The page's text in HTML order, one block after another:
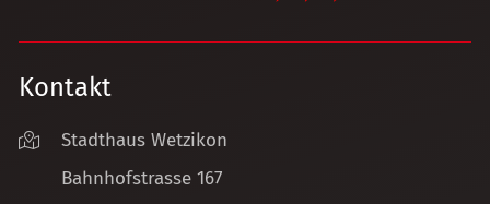
Kontakt
Stadthaus Wetzikon
Bahnhofstrasse 167